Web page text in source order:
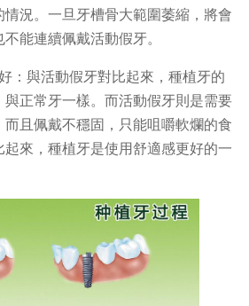
況。一旦牙槽骨大範圍萎縮，將會
能連續佩戴活動假牙。
：與活動假牙對比起來，種植牙的
正常牙一樣。而活動假牙則是需要
且佩戴不穩固，只能咀嚼軟爛的食
來，種植牙是使用舒適感更好的一